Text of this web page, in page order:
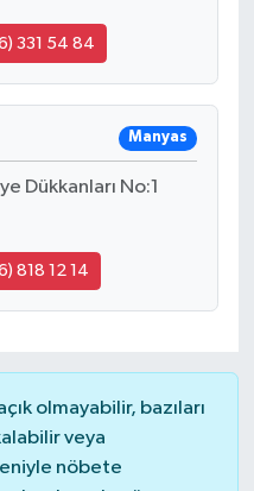
331 54 84
Manyas
Dükkanları No:1
818 12 14
olmayabilir, bazıları
veya
nöbete